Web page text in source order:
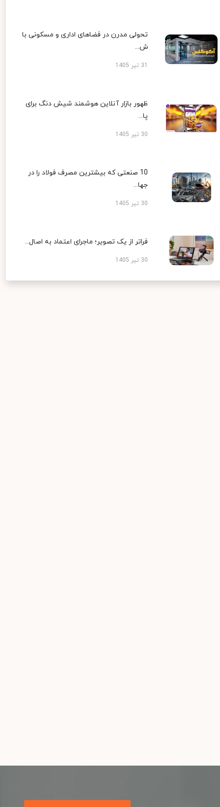
تحولی مدرن در فضاهای اداری و مسکونی با
ش...
ظهور بازار آنلاین هوشمند شیش دنگ برای
پا...
30 تیر 1405
10 صنعتی که بیشترین مصرف فولاد را در
جها...
30 تیر 1405
فراتر از یک تصویر؛ ماجرای اعتماد به اصال...
30 تیر 1405